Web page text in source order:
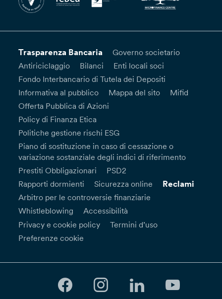
Trasparenza Bancaria
Governo societario
Antiriciclaggio
Bilanci
Enti locali soci
Fondo Interbancario di Tutela dei Depositi
Informativa al pubblico
Mappa del sito
Mifid
Offerta Pubblica di Azioni
Policy di Finanza Etica
Politiche gestione rischi ESG
Piano di sostituzione in caso di cessazione o
variazione sostanziale degli indici di riferimento
Prestiti Obbligazionari
PSD2
Rapporti dormienti
Sicurezza online Reclami
Arbitro per le controversie finanziarie
Whistleblowing
Accessibilità
Privacy e cookie policy
Termini d’uso
Preferenze cookie